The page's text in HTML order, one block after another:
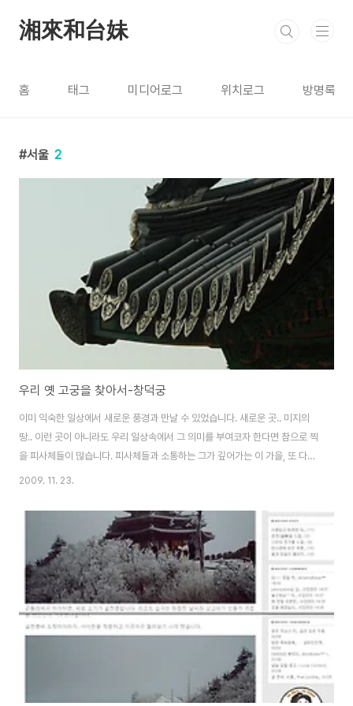
湘來和台妹
홈 태그 미디어로그 위치로그 방명록
서울 2
우리 옛 고궁을 찾아서-창덕궁
이미 익숙한 일상에서 새로운 풍경과 만날 수 있었습니다. 새로운 곳.. 미지의
땅.. 이런 곳이 아니라도 우리 일상속에서 그 의미를 부여코자 한다면 참으로 찍
을 피사체들이 많습니다. 피사체들과 소통하는 그가 깊어가는 이 가을, 또 다른
특별한 주말을 보냈습니다. 돈화문은 창덕궁 서남쪽 모서리에 있는 창덕궁의
식 경로였으며, 그렇게 또 걷다보면 돈화문 뒤에 자리한 응봉줄기와 그 너머 주
산인 북한산 보현봉의 전경을 볼 수 있습니다. 임진왜란때 불탔으나, 광해군 때
다시 복원되었다는 돈화문 창덕궁은 궁궐보다 '비원'으로 우리에겐 알려진 곳.
비원이란 창덕궁과 창경궁에 딸린 북쪽의 정원을 일컫는 말이기도 한데요. 조
선시대에는 이곳을 후원이라..
2009. 11. 23.